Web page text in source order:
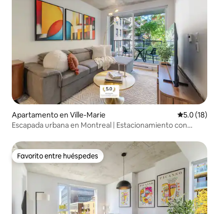
Apartamento en Ville-Marie Calificación
5.0 (18)
Escapada urbana en Montreal | Estacionamiento con
Favorito entre huéspedes
Favorito entre huéspedes